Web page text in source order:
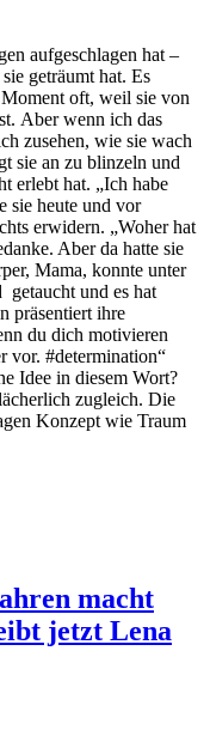
aufgeschlagen hat –
geträumt hat. Es
oft, weil sie von
Aber wenn ich das
zusehen, wie sie wach
sie an zu blinzeln und
erlebt hat. „Ich habe
sie heute und vor
erwidern. „Woher hat
Aber da hatte sie
Mama, konnte unter
getaucht und es hat
präsentiert ihre
du dich motivieren
vor. #determination“
Idee in diesem Wort?
zugleich. Die
Konzept wie Traum
macht
jetzt Lena